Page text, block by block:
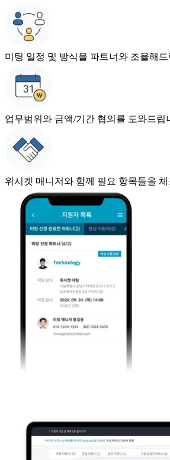
미팅 일정 및 방식을 파트너와 조율해드
업무범위와 금액/기간 협의를 도와드립
위시켓 매니저와 함께 필요 항목들을